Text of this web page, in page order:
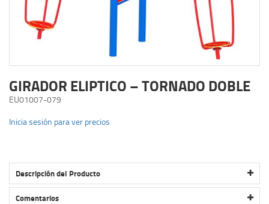
GIRADOR ELIPTICO – TORNADO DOBLE
EU01007-079
Inicia sesión para ver precios
Descripción del Producto
GIRADOR ELIPTICO – TORNADO DOBLE
Comentarios